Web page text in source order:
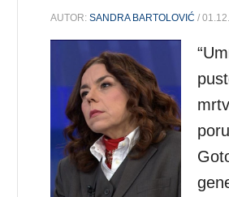
AUTOR:SANDRA BARTOLOVIĆ /